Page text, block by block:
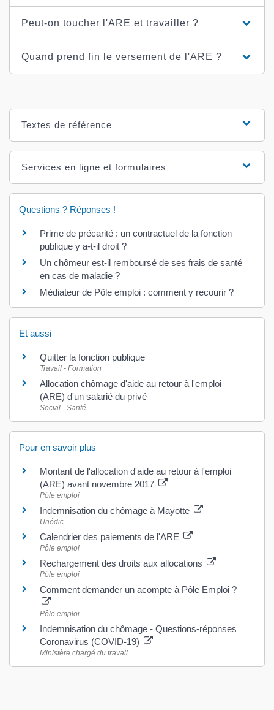
Peut-on toucher l'ARE et travailler ?
Quand prend fin le versement de l'ARE ?
Textes de référence
Services en ligne et formulaires
Questions ? Réponses !
Prime de précarité : un contractuel de la fonction
publique y a-t-il droit ?
Un chômeur est-il remboursé de ses frais de santé
en cas de maladie ?
Médiateur de Pôle emploi : comment y recourir ?
Et aussi
Quitter la fonction publique
Travail - Formation
Allocation chômage d'aide au retour à l'emploi
(ARE) d'un salarié du privé
Social - Santé
Pour en savoir plus
Montant de l'allocation d'aide au retour à l'emploi
(ARE) avant novembre 2017
Pôle emploi
Indemnisation du chômage à Mayotte
Unédic
Calendrier des paiements de l'ARE
Pôle emploi
Rechargement des droits aux allocations
Pôle emploi
Comment demander un acompte à Pôle Emploi ?
Pôle emploi
Indemnisation du chômage - Questions-réponses
Coronavirus (COVID-19)
Ministère chargé du travail